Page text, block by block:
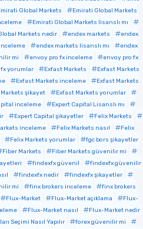
Global Markets
Emirati Global Markets
Emirati Global Markets lisanslı mı
Markets nedir endex markets
endex
endex markets lisanslı mı
endex
mi envoy pro fx inceleme
envoy pro fx
yorumlar Exfast Markets
Exfast Markets
Exfast Markets inceleme
Exfast Markets
şikayet
Exfast Markets yorumlar
inceleme
Expert Capital Lisanslı mı
Expert Capital şikayetler
Felix Markets
inceleme Felix Markets nasıl
Felix
Felix Markets yorumlar
fgc bors şikayetler
Fiber Markets
Fiber Markets güvenilir mi
findexfx güvenil
findexfx güvenilir
findexfx nedir
findexfx şikayetler
mi finx brokers inceleme
finx brokers
Flux-Market Flux-Market açıklama
Flux-
Flux-Market nasıl
Flux-Market nedir
Seçimi Nasıl Yapılır
forex güvenilir mi